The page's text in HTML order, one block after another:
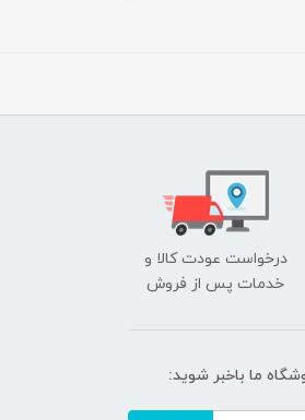
درخواست عودت کالا و
خدمات پس از فروش
ما باخبر شوید: